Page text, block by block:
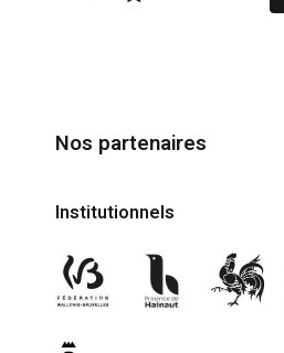
Nos partenaires
Institutionnels